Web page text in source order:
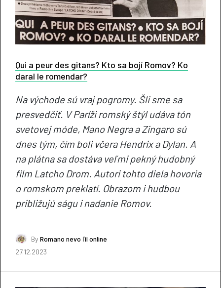
Qui a peur des gitans? Kto sa bojí Romov? Ko
daral le romendar?
Na východe sú vraj pogromy. Šli sme sa
presvedčiť. V Paríži romský štýl udáva tón
svetovej móde, Mano Negra a Zingaro sú
dnes tým, čím boli včera Hendrix a Dylan. A
na plátna sa dostáva veľmi pekný hudobný
film Latcho Drom. Autori tohto diela hovoria
o romskom preklatí. Obrazom i hudbou
približujú ságu i nadanie Romov.
By Romano nevo ľil online
27.12.2023